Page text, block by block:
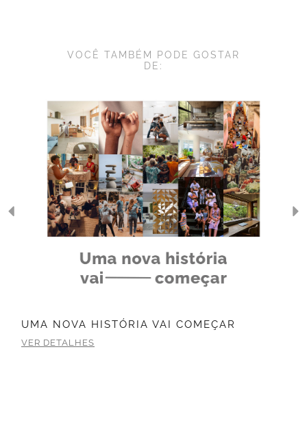
VOCÊ TAMBÉM PODE GOSTAR
DE:
UMA NOVA HISTÓRIA VAI COMEÇAR
VER DETALHES